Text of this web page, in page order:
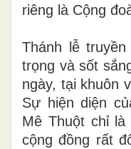
riêng là Cộng
Thánh lễ
trọng và sốt
ngày, tại khuôn
Sự hiện diện
Mê Thuột chỉ
cộng đồng rất